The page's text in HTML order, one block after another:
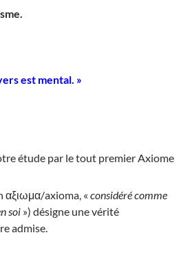
est mental. »
étude par le tout premier Axiome
αξιωμα/axioma, « considéré comme
soi ») désigne une vérité
admise.